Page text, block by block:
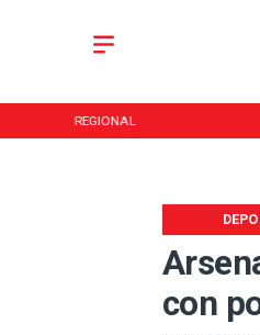
REGIONAL
con